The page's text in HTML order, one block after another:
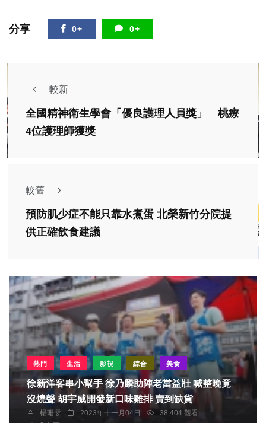
分享 0+ 0+
較新
全國精神衛生學會「優良護理人員獎」 桃療
4位護理師獲獎
較舊
預防肌少症不能只靠水煮蛋 北榮新竹分院提
供正確飲食建議
熱門 生活 影視 綜合 美食
徐新洋客串小幫手 徐乃麟助陣老當益壯 喊整晚竟
沒燒聲 胡宇威開發新口味雞排 賣到缺貨
楊珊雯 2023年十一月04日
38,404 觀看